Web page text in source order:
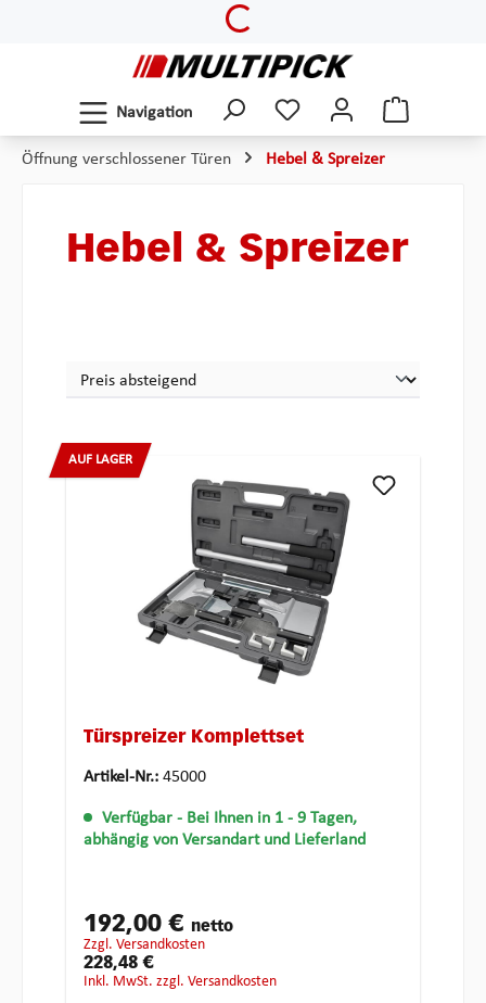
Loading...
Navigation
Öffnung verschlossener Türen Hebel & Spreizer
Hebel & Spreizer
AUF LAGER
Türspreizer Komplettset
Artikel-Nr.: 45000
Verfügbar - Bei Ihnen in 1 - 9 Tagen,
abhängig von Versandart und Lieferland
192,00 € netto
zzgl. Versandkosten
228,48 €
inkl. MwSt. zzgl. Versandkosten